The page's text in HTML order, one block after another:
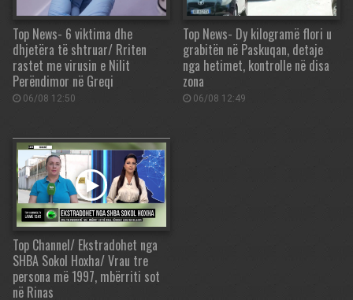
Top News- 6 viktima dhe
dhjetëra të shtruar/ Rriten
rastet me virusin e Nilit
Perëndimor në Greqi
06/08 12:50
Top News- Dy kilogramë flori u
grabitën në Paskuqan, detaje
nga hetimet, kontrolle në disa
zona
06/08 12:49
Top Channel/ Ekstradohet nga
SHBA Sokol Hoxha/ Vrau tre
persona më 1997, mbërriti sot
në Rinas